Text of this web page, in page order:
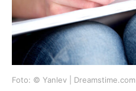
Foto: © Yanlev | Dreamstime.com